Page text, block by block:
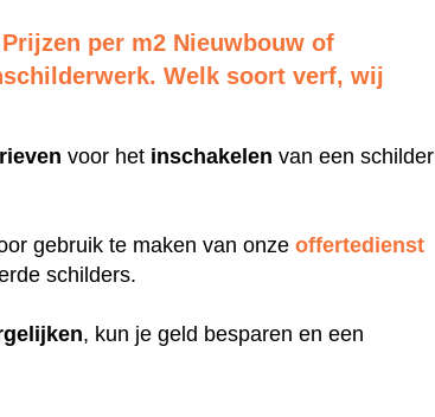
per m2 Nieuwbouw of
Welk soort verf, wij
voor het inschakelen van een schilder
gebruik te maken van onzeoffertedienst
schilders.
, kun je geld besparen en een